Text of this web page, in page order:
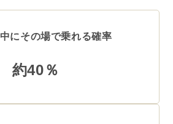
にその場で乗れる確率
約40％